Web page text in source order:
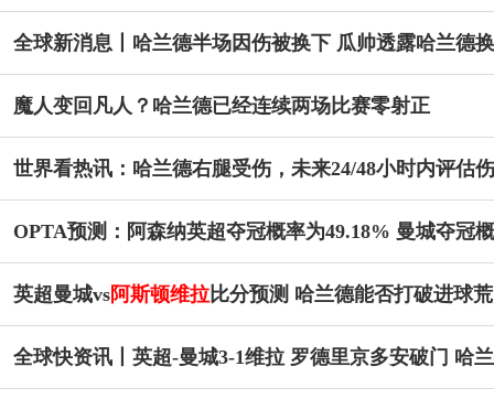
全球新消息丨哈兰德半场因伤被换下 瓜帅透露哈兰德
魔人变回凡人？哈兰德已经连续两场比赛零射正
世界看热讯：哈兰德右腿受伤，未来24/48小时内评估
OPTA预测：阿森纳英超夺冠概率为49.18% 曼城夺冠
英超曼城vs阿斯顿维拉比分预测 哈兰德能否打破进球荒
全球快资讯丨英超-曼城3-1维拉 罗德里京多安破门 哈